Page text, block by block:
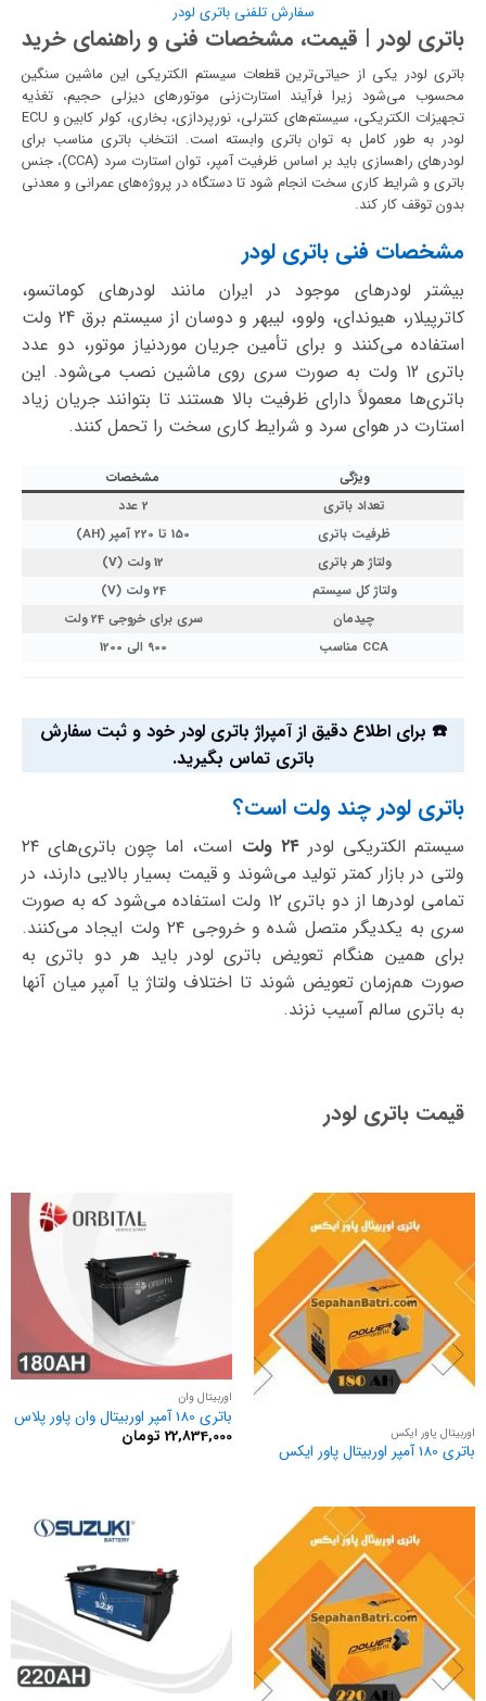
سفارش تلفنی باتری لودر
باتری لودر | قیمت، مشخصات فنی و راهنمای خرید
باتری لودر یکی از حیاتی‌ترین قطعات سیستم الکتریکی این ماشین سنگین
محسوب می‌شود زیرا فرآیند استارت‌زنی موتورهای دیزلی حجیم، تغذیه
تجهیزات الکتریکی، سیستم‌های کنترلی، نورپردازی، بخاری، کولر کابین و ECU
لودر به طور کامل به توان باتری وابسته است. انتخاب باتری مناسب برای
لودرهای راهسازی باید بر اساس ظرفیت آمپر، توان استارت سرد (CCA)، جنس
باتری و شرایط کاری سخت انجام شود تا دستگاه در پروژه‌های عمرانی و معدنی
بدون توقف کار کند.
مشخصات فنی باتری لودر
بیشتر لودرهای موجود در ایران مانند لودرهای کوماتسو،
کاترپیلار، هیوندای، ولوو، لیبهر و دوسان از سیستم برق 24 ولت
استفاده می‌کنند و برای تأمین جریان موردنیاز موتور، دو عدد
باتری 12 ولت به صورت سری روی ماشین نصب می‌شود. این
باتری‌ها معمولاً دارای ظرفیت بالا هستند تا بتوانند جریان زیاد
استارت در هوای سرد و شرایط کاری سخت را تحمل کنند.
ویژگی
مشخصات
تعداد باتری
2 عدد
ظرفیت باتری
150 تا 220 آمپر (AH)
ولتاژ هر باتری
12 ولت (V)
ولتاژ کل سیستم
24 ولت (V)
چیدمان
سری برای خروجی 24 ولت
CCA مناسب
900 الی 1200
☎️ برای اطلاع دقیق از آمپراژ باتری لودر خود و ثبت سفارش
باتری تماس بگیرید.
باتری لودر چند ولت است؟
سیستم الکتریکی لودر۲۴ ولت
است، اما چون باتری‌های ۲۴
ولتی در بازار کمتر تولید می‌شوند و قیمت بسیار بالایی دارند، در
تمامی لودرها از دو باتری ۱۲ ولت استفاده می‌شود که به صورت
سری به یکدیگر متصل شده و خروجی ۲۴ ولت ایجاد می‌کنند.
برای همین هنگام تعویض باتری لودر باید هر دو باتری به
صورت هم‌زمان تعویض شوند تا اختلاف ولتاژ یا آمپر میان آنها
به باتری سالم آسیب نزند.
قیمت باتری لودر
اوربیتال پاور ایکس
باتری 180 آمپر اوربیتال پاور ایکس
اوربیتال وان
باتری 180 آمپر اوربیتال وان پاور پلاس
22,834,000 تومان